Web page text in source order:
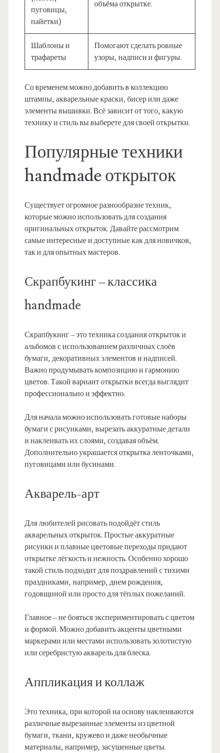
пуговицы,
пайетки)
объёма открытке.
Шаблоны и
трафареты
Помогают сделать ровные
узоры, надписи и фигуры.
Со временем можно добавить в коллекцию
штампы, акварельные краски, бисер или даже
элементы вышивки. Всё зависит от того, какую
технику и стиль вы выберете для своей открытки.
Популярные техники
handmade открыток
Существует огромное разнообразие техник,
которые можно использовать для создания
оригинальных открыток. Давайте рассмотрим
самые интересные и доступные как для новичков,
так и для опытных мастеров.
Скрапбукинг – классика
handmade
Скрапбукинг – это техника создания открыток и
альбомов с использованием различных слоёв
бумаги, декоративных элементов и надписей.
Важно продумывать композицию и гармонию
цветов. Такой вариант открытки всегда выглядит
профессионально и эффектно.
Для начала можно использовать готовые наборы
бумаги с рисунками, вырезать аккуратные детали
и наклеивать их слоями, создавая объём.
Дополнительно украшается открытка ленточками,
пуговицами или бусинами.
Акварель-арт
Для любителей рисовать подойдёт стиль
акварельных открыток. Простые аккуратные
рисунки и плавные цветовые переходы придают
открытке лёгкость и нежность. Особенно хорошо
такой стиль подходит для поздравлений с тихими
праздниками, например, днем рождения,
годовщиной или просто для тёплых пожеланий.
Главное – не бояться экспериментировать с цветом
и формой. Можно добавить акценты цветными
маркерами или местами использовать золотистую
или серебристую акварель для блеска.
Аппликация и коллаж
Это техника, при которой на основу наклеиваются
различные вырезанные элементы из цветной
бумаги, ткани, кружево и даже необычные
материалы, например, засушенные цветы.